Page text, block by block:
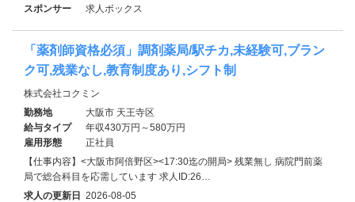
スポンサー
求人ボックス
「薬剤師資格必須」調剤薬局/駅チカ,未経験可,ブラン
ク可,残業なし,教育制度あり,シフト制
株式会社コクミン
勤務地
大阪市 天王寺区
給与タイプ
年収430万円～580万円
雇用形態
正社員
【仕事内容】<大阪市阿倍野区><17:30迄の開局> 残業無し 病院門前薬
局で総合科目を応需しています 求人ID:26…
求人の更新日 2026-08-05